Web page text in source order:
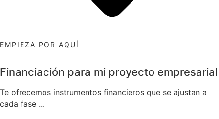
EMPIEZA POR AQUÍ
Financiación para mi proyecto empresarial
Te ofrecemos instrumentos financieros que se ajustan a
cada fase ...